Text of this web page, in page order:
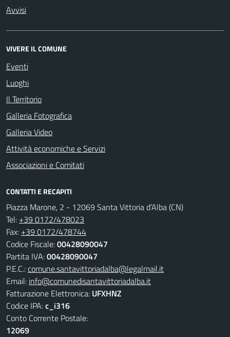
Avvisi
VIVERE IL COMUNE
Eventi
Luoghi
Il Territorio
Galleria Fotografica
Galleria Video
Attività economiche e Servizi
Associazioni e Comitati
CONTATTI E RECAPITI
Piazza Marone, 2 - 12069 Santa Vittoria d’Alba (CN)
Tel: +39 0172/478023
Fax: +39 0172/478744
Codice Fiscale:00428090047
Partita IVA:00428090047
P.E.C.:comune.santavittoriadalba@legalmail.it
Email: info@comunedisantavittoriadalba.it
Fatturazione Elettronica: UFXHNZ
Codice IPA:c_i316
Conto Corrente Postale:
12069